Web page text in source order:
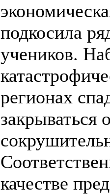
подкосила
учеников.
регионах
закрываться
качестве